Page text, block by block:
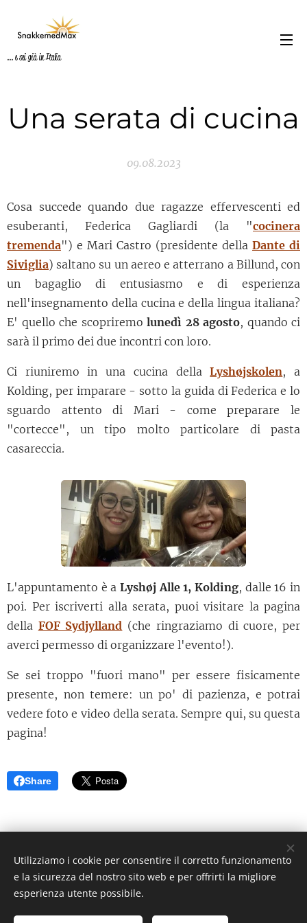
... e sei già in Italia
Una serata di cucina
09.08.2023
Cosa succede quando due ragazze effervescenti ed
esuberanti, Federica Gagliardi (la "cocinera
tremenda") e Mari Castro (presidente della Dante di
Siviglia) saltano su un aereo e atterrano a Billund, con
un bagaglio di entusiasmo e di esperienza
nell'insegnamento della cucina e della lingua italiana?
E' quello che scopriremo lunedì 28 agosto, quando ci
sarà il primo dei due incontri con loro.
Ci riuniremo in una cucina della Lyshøjskolen, a
Kolding, per imparare - sotto la guida di Federica e lo
sguardo attento di Mari - come preparare le
"cortecce", un tipo molto particolare di pasta
casareccia.
L'appuntamento è a Lyshøj Alle 1, Kolding, dalle 16 in
poi. Per iscriverti alla serata, puoi visitare la pagina
della FOF Sydjylland (che ringraziamo di cuore, per
averci permesso di organizzare l'evento!).
Se sei troppo "fuori mano" per essere fisicamente
presente, non temere: un po' di pazienza, e potrai
vedere foto e video della serata. Sempre qui, su questa
pagina!
Share
© 2023 Snakkemedmax I/S - Tutti i diritti riservati
Cookies
Utilizziamo i cookie per consentire il corretto funzionamento
e la sicurezza del nostro sito web e per offrirti la migliore
esperienza utente possibile.